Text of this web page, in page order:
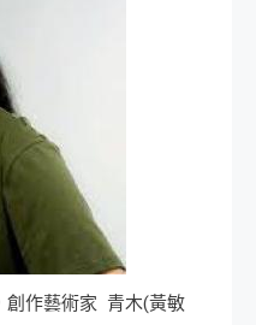
創作藝術家 青木(黃敏